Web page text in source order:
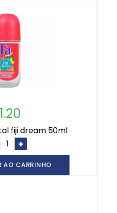
1.20
fiji dream 50ml
+
AO CARRINHO